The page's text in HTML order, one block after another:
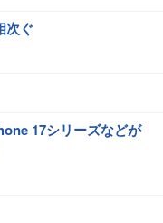
次ぐ
17シリーズなどが